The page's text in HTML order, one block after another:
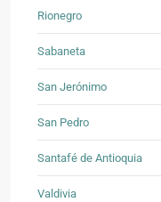
Rionegro
Sabaneta
San Jerónimo
San Pedro
Santafé de Antioquia
Valdivia